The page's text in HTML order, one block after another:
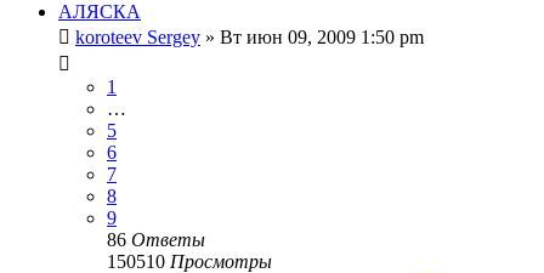
АЛЯСКА
koroteev Sergey » Вт июн 09, 2009 1:50 pm
1
…
5
6
7
8
9
86 Ответы
150510 Просмотры